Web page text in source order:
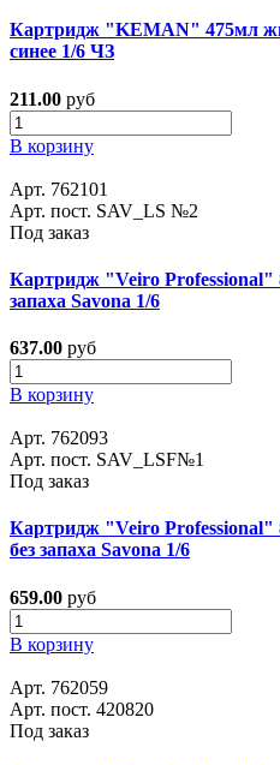
Картридж "KEMAN" 475мл
синее 1/6 ЧЗ
211.00 руб
В корзину
Арт. 762101
Арт. пост. SAV_LS №2
Под заказ
Картридж "Veiro Professional"
запаха Savona 1/6
637.00 руб
В корзину
Арт. 762093
Арт. пост. SAV_LSF№1
Под заказ
Картридж "Veiro
без запаха Savona 1/6
659.00 руб
В корзину
Арт. 762059
Арт. пост. 420820
Под заказ